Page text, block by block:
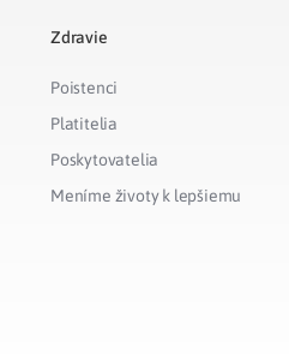
Zdravie
Poistenci
Platitelia
Poskytovatelia
Meníme životy k lepšiemu